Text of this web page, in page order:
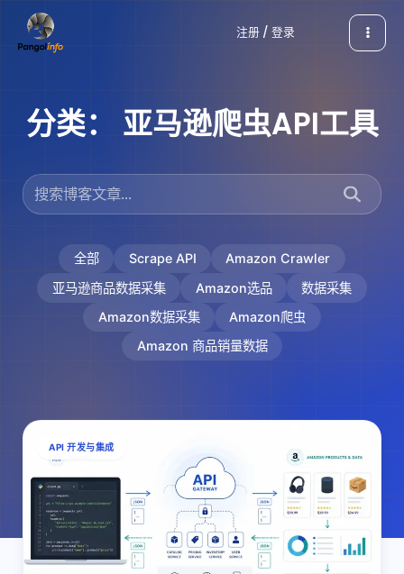
注册 / 登录
分类： 亚马逊爬虫API工具
全部 Scrape API
Amazon Crawler
亚马逊商品数据采集
Amazon选品
数据采集
Amazon数据采集
Amazon爬虫
Amazon 商品销量数据
API 开发与集成